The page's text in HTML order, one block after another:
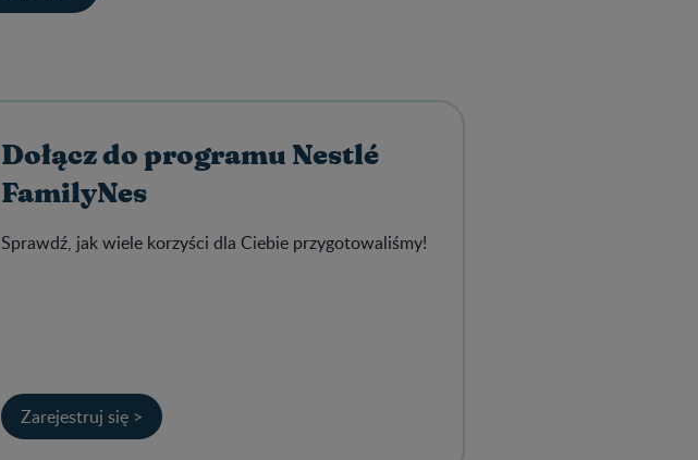
Dołącz do programu Nestlé
FamilyNes
Sprawdź, jak wiele korzyści dla Ciebie przygotowaliśmy!
Zarejestruj się >